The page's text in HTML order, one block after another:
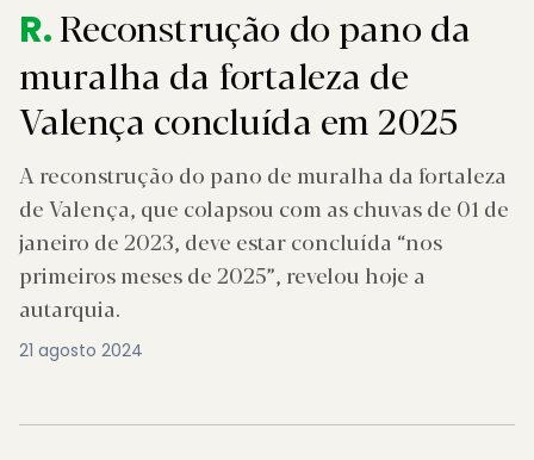
R.Reconstrução do pano da
muralha da fortaleza de
Valença concluída em 2025
A reconstrução do pano de muralha da fortaleza
de Valença, que colapsou com as chuvas de 01 de
janeiro de 2023, deve estar concluída “nos
primeiros meses de 2025”, revelou hoje a
autarquia.
21 agosto 2024